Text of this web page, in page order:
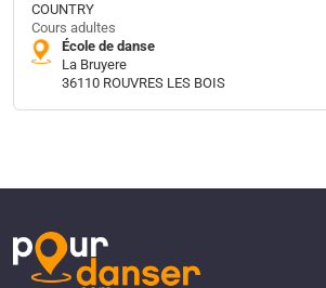
COUNTRY
Cours adultes
École de danse
La Bruyere
36110 ROUVRES LES BOIS